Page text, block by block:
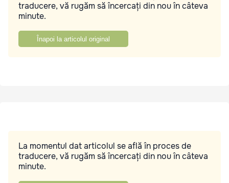
traducere, vă rugăm să încercați din nou în câteva
minute.
Înapoi la articolul original
La momentul dat articolul se află în proces de
traducere, vă rugăm să încercați din nou în câteva
minute.